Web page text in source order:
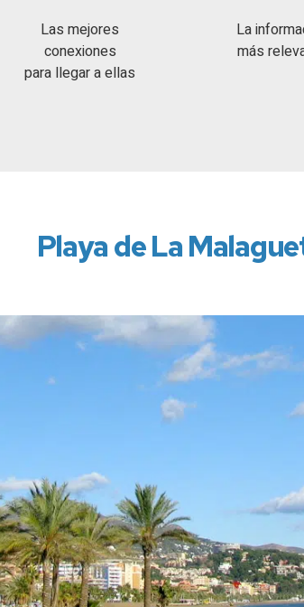
Las mejores
conexiones
para llegar a ellas
La
más
Playa de La